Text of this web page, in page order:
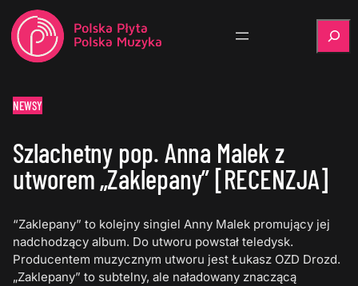
NEWSY
Szlachetny pop. Anna Malek z
utworem „Zaklepany” [RECENZJA]
“Zaklepany” to kolejny singiel Anny Malek promujący jej
nadchodzący album. Do utworu powstał teledysk.
Producentem muzycznym utworu jest Łukasz OZD Drozd.
„Zaklepany” to subtelny, ale naładowany znaczącą